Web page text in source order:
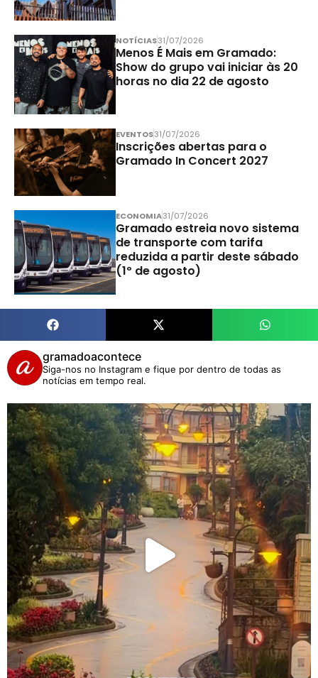
NOTÍCIAS31/07/2026
Menos É Mais em Gramado:
Show do grupo vai iniciar às 20
horas no dia 22 de agosto
EVENTOS31/07/2026
Inscrições abertas para o
Gramado In Concert 2027
ECONOMIA31/07/2026
Gramado estreia novo sistema
de transporte com tarifa
reduzida a partir deste sábado
(1º de agosto)
gramadoacontece
Siga-nos no Instagram e fique por dentro de todas as
notícias em tempo real.